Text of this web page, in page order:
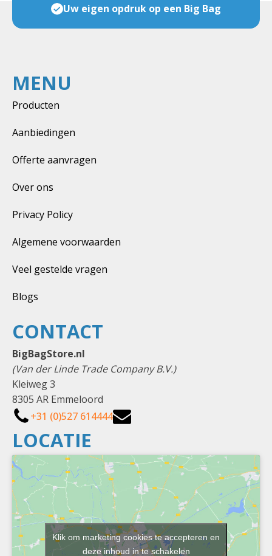
Veel maten & soorten op voorraad
MENU
Producten
Aanbiedingen
Offerte aanvragen
Over ons
Privacy Policy
Algemene voorwaarden
Veel gestelde vragen
Blogs
LOCATIE
Klik om marketing cookies te accepteren en
deze inhoud in te schakelen
CONTACT
BigBagStore.nl
(Van der Linde Trade Company B.V.)
Kleiweg 3
8305 AR Emmeloord
+31 (0)527 614444